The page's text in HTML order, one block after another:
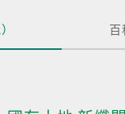
百